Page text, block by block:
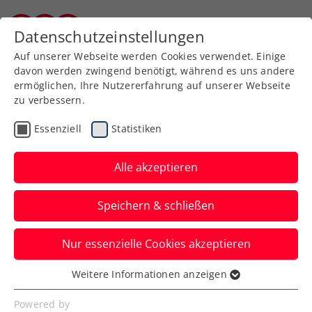
Zurück zur Newsübersicht
Turniere
Erler/Miedler greifen in
Antwerpen nach 6.
gemeinsamem ATP-Titel
Österreichs Davis-Cup-Doppel steht beim
ATP-250-Turnier in Belgien schon im
Verfasst von: Manuel Wachta, 18.10.2024
Datenschutzeinstellungen
Auf unserer Webseite werden Cookies verwendet. Einige
davon werden zwingend benötigt, während es uns andere
ermöglichen, Ihre Nutzererfahrung auf unserer Webseite
zu verbessern.
Essenziell Statistiken
Alle akzeptieren
Speichern & schließen
Nur essenzielle Cookies akzeptieren
Essenziell
Essenzielle Cookies werden für grundlegende
Weitere Informationen anzeigen
Powered by